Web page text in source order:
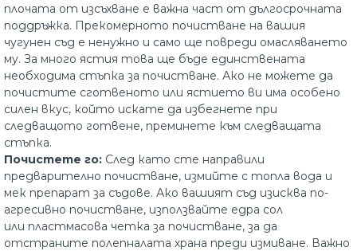
плочата от изсъхване е важна част от дългосрочната
поддръжка. Прекомерното почистване на вашия
чугунен съд е ненужно и само ще повреди омасляването
му. За много ястия това ще бъде единствената
необходима стъпка за почистване. Ако не можете да
почистите сготвеното или ястието ви има особено
силен вкус, който искате да избегнете при
следващото готвене, преминете към следващата
стъпка.
Почистете го: След като сте направили
предварително почистване, измийте с топла вода и
мек препарат за съдове. Ако вашият съд изисква по-
агресивно почистване, използвайте едра сол
или пластмасова четка за почистване, за да
отстраните полепналата храна преди измиване. Важно